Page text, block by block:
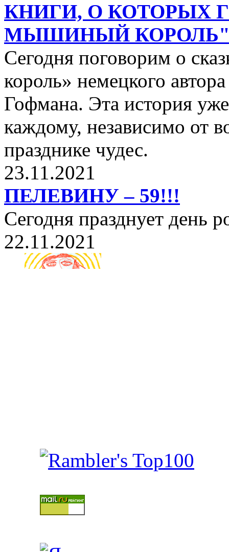
КНИГИ, О КОТОРЫХ
МЫШИНЫЙ
Сегодня поговорим о
король» немецкого
Гофмана. Эта история
каждому, независимо от
празднике чудес.
23.11.2021
ПЕЛЕВИНУ – 59!!!
Сегодня празднует день
22.11.2021